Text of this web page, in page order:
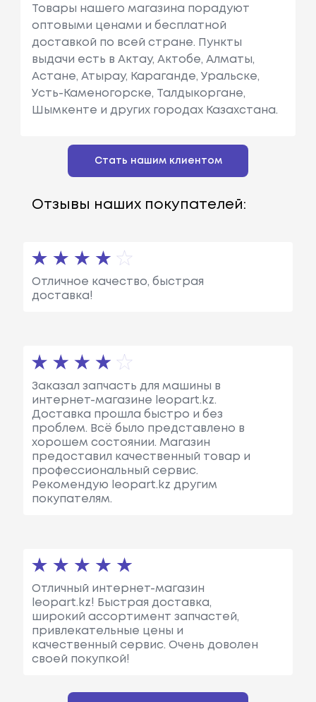
Товары нашего магазина порадуют
оптовыми ценами и бесплатной
доставкой по всей стране. Пункты
выдачи есть в Актау, Актобе, Алматы,
Астане, Атырау, Караганде, Уральске,
Усть-Каменогорске, Талдыкоргане,
Шымкенте и других городах Казахстана.
Стать нашим клиентом
Отзывы наших покупателей:
Отличное качество, быстрая
доставка!
Заказал запчасть для машины в
интернет-магазине leopart.kz.
Доставка прошла быстро и без
проблем. Всё было представлено в
хорошем состоянии. Магазин
предоставил качественный товар и
профессиональный сервис.
Рекомендую leopart.kz другим
покупателям.
Отличный интернет-магазин
leopart.kz! Быстрая доставка,
широкий ассортимент запчастей,
привлекательные цены и
качественный сервис. Очень доволен
своей покупкой!